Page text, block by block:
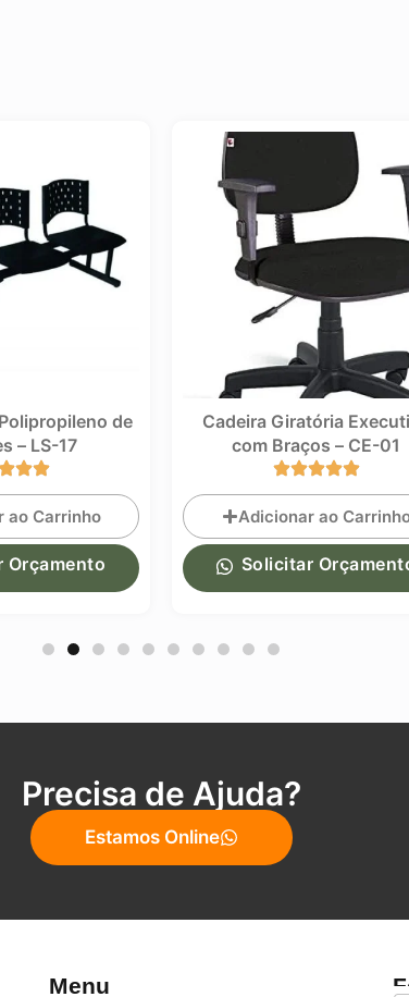
de
17
Cadeira Giratória Executiva
com Braços – CE-01
Adicionar ao Carrinho
Solicitar Orçamento
Precisa de Ajuda?
Estamos Online
Menu